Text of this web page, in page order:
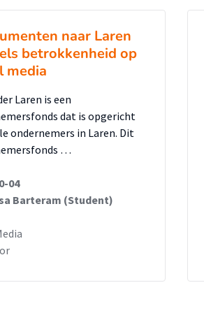
invloed op het
opdrachtnemer
brengt hij onder in
van deze
aan de opdrachtgever.
in het gedrag van de
naar Laren
betrokkenheid op
media
Laren is een
dat is opgericht
ondernemers in Laren. Dit
…
04
Barteram (Student)